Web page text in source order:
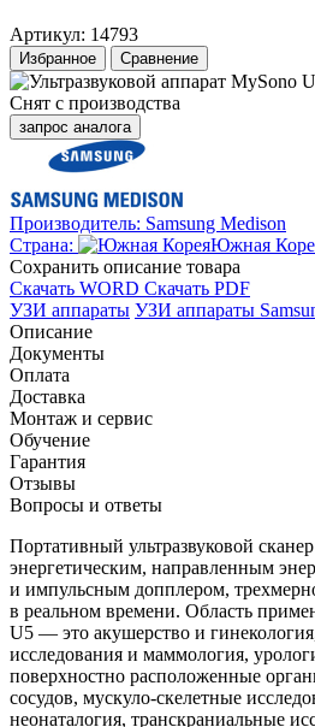
Артикул: 14793
Избранное Сравнение
Снят с производства
запрос аналога
Производитель: Samsung Medison
Страна:
Южная
Cохранить описание товара
Скачать WORD Скачать PDF
УЗИ аппараты УЗИ аппараты
Описание
Документы
Оплата
Доставка
Монтаж и сервис
Обучение
Гарантия
Отзывы
Вопросы и ответы
Портативный ультразвуковой
энергетическим, направленным
и импульсным допплером,
в реальном времени. Область
U5 — это акушерство и
исследования и маммология,
поверхностно расположенные
сосудов, мускуло-скелетные
неонаталогия, транскраниальные